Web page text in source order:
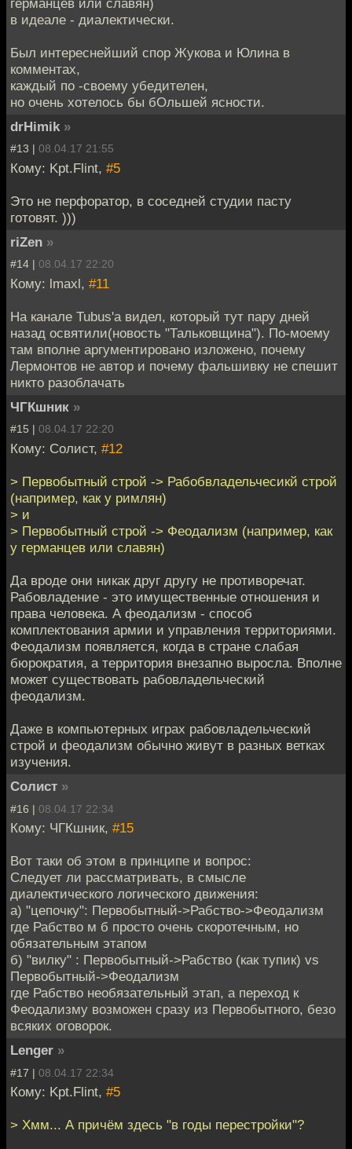
германцев или славян)
в идеале - диалектически.
Был интереснейший спор Жукова и Юлина в
комментах,
каждый по -своему убедителен,
но очень хотелось бы бОльшей ясности.
drHimik »
#13 | 08.04.17 21:55
Кому: Kpt.Flint, #5
Это не перфоратор, в соседней студии пасту
готовят. )))
riZen »
#14 | 08.04.17 22:20
Кому: lmaxl, #11
На канале Tubus'a видел, который тут пару дней
назад освятили(новость "Тальковщина"). По-моему
там вполне аргументировано изложено, почему
Лермонтов не автор и почему фальшивку не спешит
никто разоблачать
ЧГКшник »
#15 | 08.04.17 22:20
Кому: Солист, #12
> Первобытный строй -> Рабобвладельчесикй строй
(например, как у римлян)
> и
> Первобытный строй -> Феодализм (например, как
у германцев или славян)
Да вроде они никак друг другу не противоречат.
Рабовладение - это имущественные отношения и
права человека. А феодализм - способ
комплектования армии и управления территориями.
Феодализм появляется, когда в стране слабая
бюрократия, а территория внезапно выросла. Вполне
может существовать рабовладельческий
феодализм.
Даже в компьютерных играх рабовладельческий
строй и феодализм обычно живут в разных ветках
изучения.
Солист »
#16 | 08.04.17 22:34
Кому: ЧГКшник, #15
Вот таки об этом в принципе и вопрос:
Следует ли рассматривать, в смысле
диалектического логического движения:
а) "цепочку": Первобытный->Рабство->Феодализм
где Рабство м б просто очень скоротечным, но
обязательным этапом
б) "вилку" : Первобытный->Рабство (как тупик) vs
Первобытный->Феодализм
где Рабство необязательный этап, а переход к
Феодализму возможен сразу из Первобытного, безо
всяких оговорок.
Lenger »
#17 | 08.04.17 22:34
Кому: Kpt.Flint, #5
> Хмм... А причём здесь "в годы перестройки"?